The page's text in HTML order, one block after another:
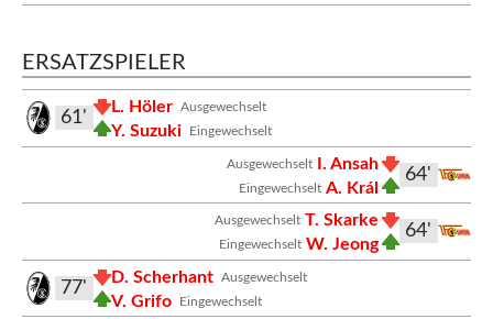
ERSATZSPIELER
Ausgewechselt
L. Höler
Eingewechselt
Y. Suzuki
61'
64'
Ausgewechselt I. Ansah
Eingewechselt A. Král
64'
Ausgewechselt T. Skarke
Eingewechselt W. Jeong
Ausgewechselt
D. Scherhant
Eingewechselt
V. Grifo
77'